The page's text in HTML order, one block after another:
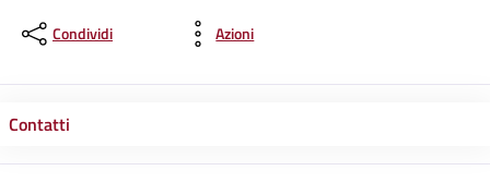
Condividi Azioni
Contatti